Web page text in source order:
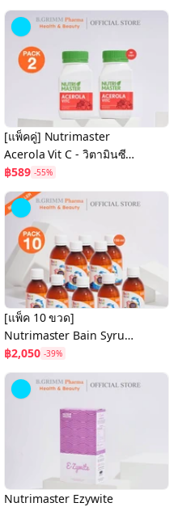
ปลาสำหรับเด็ก (แบบซอง)
[แพ็คคู่] Nutrimaster
Acerola Vit C - วิตามินซี
จากธรรมชาติ สกัดจากอะ
เซโรล่า เชอร์รี่ 500 มก.
฿589 -55%
[แพ็ค 10 ขวด]
Nutrimaster Bain Syrup
Omega-3 DHA+EPA เบน
ไซรัป น้ำมันปลาสำหรับเด็ก
โอเมก้า-3
฿2,050 -39%
Nutrimaster Ezywite